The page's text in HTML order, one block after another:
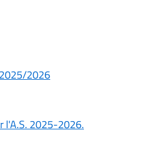
2026
l'A.S. 2025-2026.